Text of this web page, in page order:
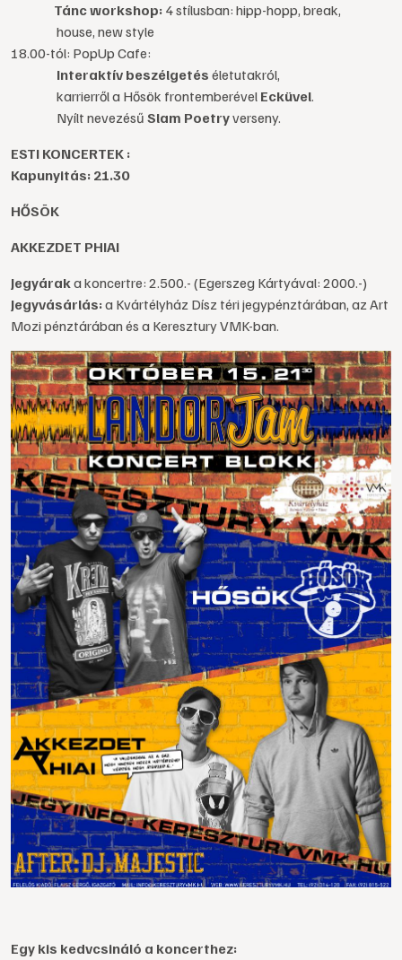
Tánc workshop: 4 stílusban: hipp-hopp, break,
house, new style
18.00-tól: PopUp Cafe:
Interaktív beszélgetés életutakról,
karrierről a Hősök frontemberével Ecküvel.
Nyílt nevezésű Slam Poetryverseny.
ESTI KONCERTEK :
Kapunyitás: 21.30
HŐSÖK
AKKEZDET PHIAI
Jegyáraka koncertre: 2.500.- (Egerszeg Kártyával: 2000.-)
Jegyvásárlás:a Kvártélyház Dísz téri jegypénztárában, az Art
Mozi pénztárában és a Keresztury VMK-ban.
Egy kis kedvcsináló a koncerthez: